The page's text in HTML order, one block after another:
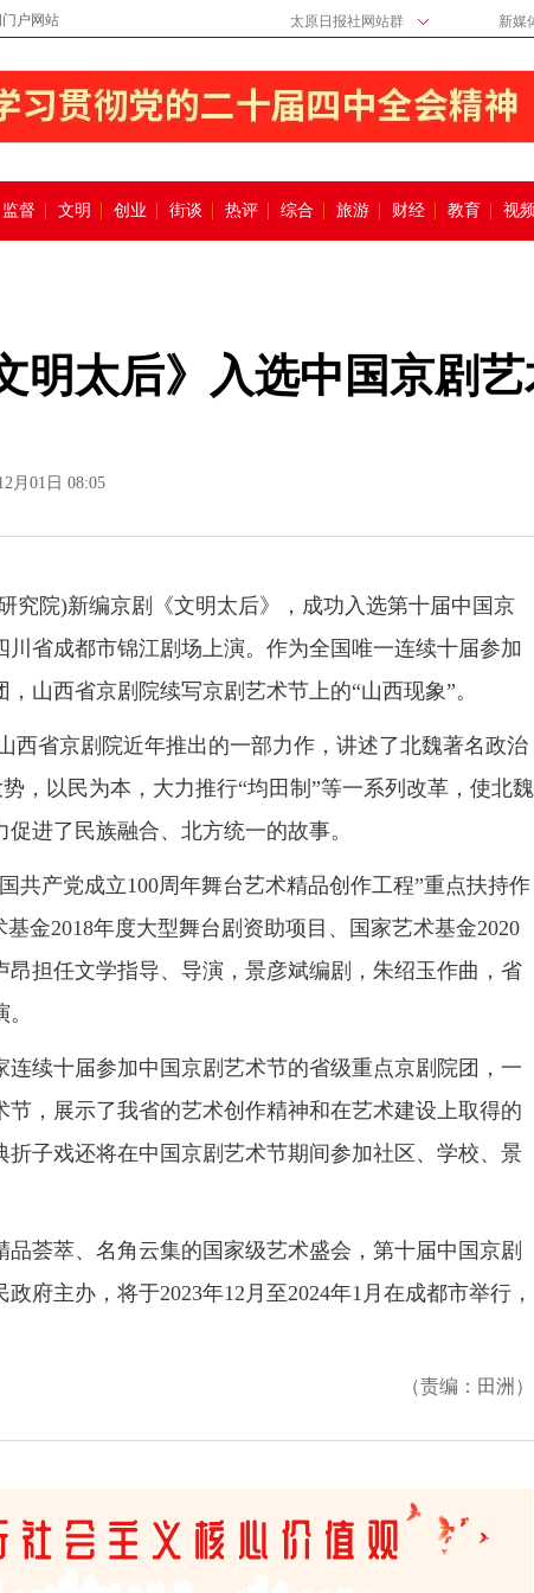
户网站 太原日报社网站群 新媒
监督 文明 创业 街谈 热评 综合 旅游 财经 教育 视频
明太后》入选中国京剧
月01日 08:05
院)新编京剧《文明太后》，成功入选第十届中国京
川省成都市锦江剧场上演。作为全国唯一连续十届参加
山西省京剧院续写京剧艺术节上的“山西现象”。
省京剧院近年推出的一部力作，讲述了北魏著名政治
，以民为本，大力推行“均田制”等一系列改革，使北魏
进了民族融合、北方统一的故事。
产党成立100周年舞台艺术精品创作工程”重点扶持作
金2018年度大型舞台剧资助项目、国家艺术基金2020
担任文学指导、导演，景彦斌编剧，朱绍玉作曲，省
续十届参加中国京剧艺术节的省级重点京剧院团，一
，展示了我省的艺术创作精神和在艺术建设上取得的
子戏还将在中国京剧艺术节期间参加社区、学校、景
萃、名角云集的国家级艺术盛会，第十届中国京剧
府主办，将于2023年12月至2024年1月在成都市举行，
（责编：田洲）